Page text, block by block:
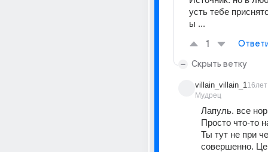
усть тебе
ы ...
1
Скрыть ветку
villain_villain_1
Мудрец
16лет
Лапуль. все
Просто что-то
Ты тут не при
совершенно.